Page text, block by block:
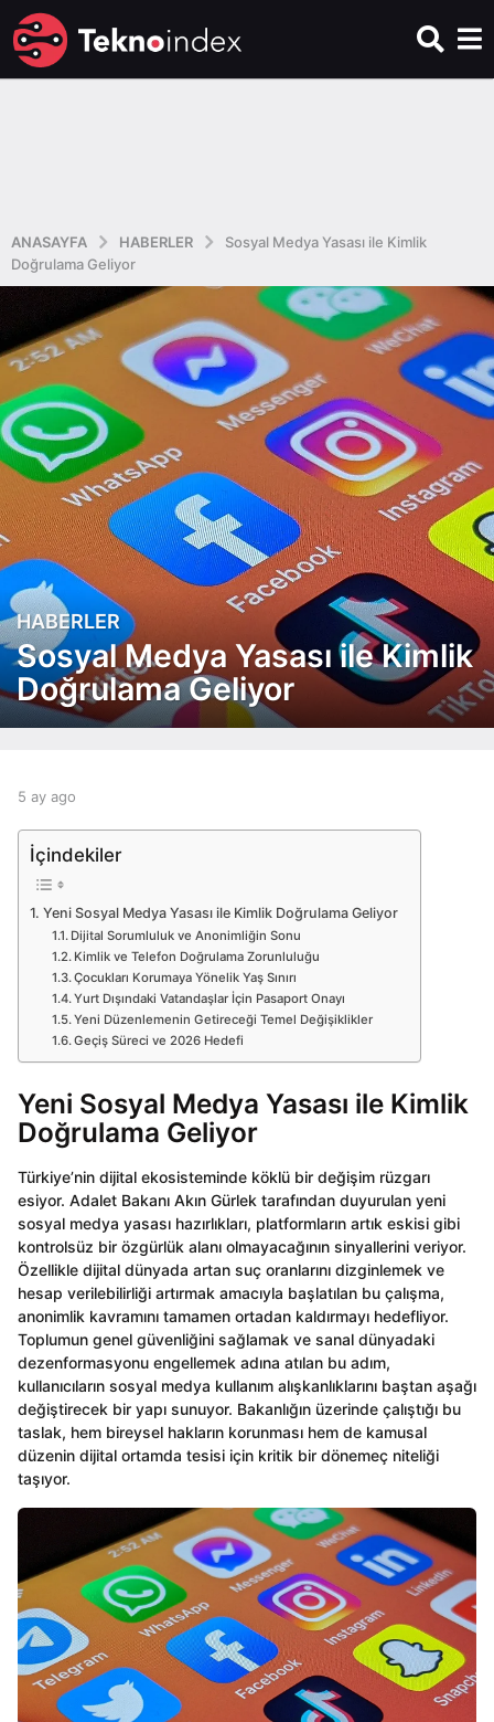
ANASAYFA HABERLER
Sosyal Medya Yasası ile Kimlik
Doğrulama Geliyor
5
a
y
a
y
a
HABERLER
Sosyal Medya Yasası ile Kimlik
Doğrulama Geliyor
b
a
5 ay ago
a
İçindekiler
Yeni Sosyal Medya Yasası ile Kimlik Doğrulama Geliyor
Dijital Sorumluluk ve Anonimliğin Sonu
Kimlik ve Telefon Doğrulama Zorunluluğu
Çocukları Korumaya Yönelik Yaş Sınırı
Yurt Dışındaki Vatandaşlar İçin Pasaport Onayı
Yeni Düzenlemenin Getireceği Temel Değişiklikler
Geçiş Süreci ve 2026 Hedefi
Yeni Sosyal Medya Yasası ile Kimlik
Doğrulama Geliyor
Türkiye’nin dijital ekosisteminde köklü bir değişim rüzgarı
esiyor. Adalet Bakanı Akın Gürlek tarafından duyurulan yeni
sosyal medya yasası hazırlıkları, platformların artık eskisi gibi
kontrolsüz bir özgürlük alanı olmayacağının sinyallerini veriyor.
Özellikle dijital dünyada artan suç oranlarını dizginlemek ve
hesap verilebilirliği artırmak amacıyla başlatılan bu çalışma,
anonimlik kavramını tamamen ortadan kaldırmayı hedefliyor.
Toplumun genel güvenliğini sağlamak ve sanal dünyadaki
dezenformasyonu engellemek adına atılan bu adım,
kullanıcıların sosyal medya kullanım alışkanlıklarını baştan aşağı
değiştirecek bir yapı sunuyor. Bakanlığın üzerinde çalıştığı bu
taslak, hem bireysel hakların korunması hem de kamusal
düzenin dijital ortamda tesisi için kritik bir dönemeç niteliği
taşıyor.